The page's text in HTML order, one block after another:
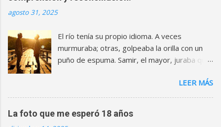
agosto 31, 2025
El río tenía su propio idioma. A veces
murmuraba; otras, golpeaba la orilla con un
puño de espuma. Samir, el mayor, juraba que
menor, le creía todo. Compartían canicas,
botas embarradas y un secreto: un puente
de madera que cruzaban para llegar al campo
de moras. Aquel puente parecía eterno—
LEER MÁS
La foto que me esperó 18 años